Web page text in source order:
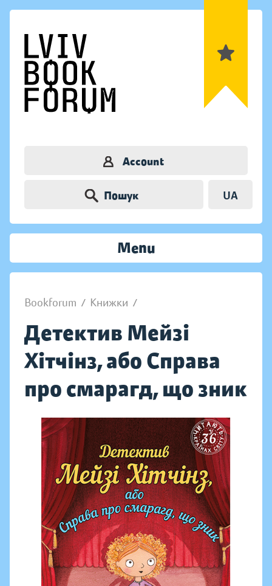
Account
Пошук UA
Menu
Bookforum / Книжки /
Детектив Мейзі
Хітчінз, або Справа
про смарагд, що зник